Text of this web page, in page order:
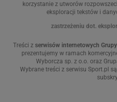
korzystanie z utworów
eksploracji tekstów i
zastrzeżeniu dot.
Treści z serwisów internetowych
prezentujemy w ramach
Wyborcza sp. z o.o. oraz
Wybrane treści z serwisu Sport.pl